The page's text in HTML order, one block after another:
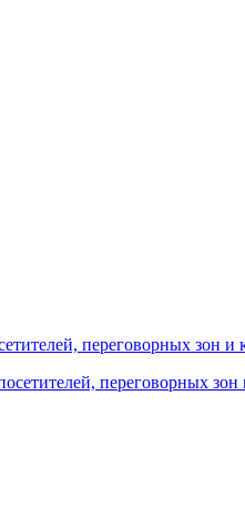
переговорных зон и